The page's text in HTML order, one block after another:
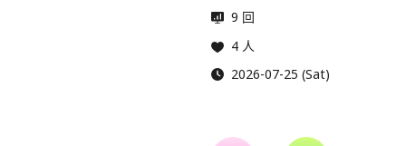
9 回
4 人
2026-07-25 (Sat)